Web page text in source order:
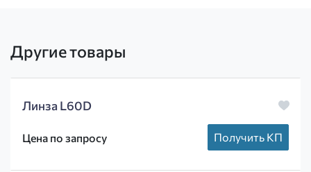
Другие товары
Линза L60D
Цена по запросу Получить КП